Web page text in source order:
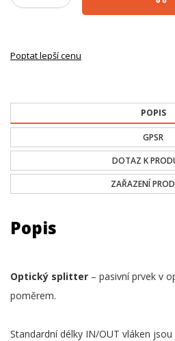
Poptat lepší cenu
POPIS
GPSR
DOTAZ K
ZAŘAZENÍ
Popis
Optický splitter – pasivní prvek v
poměrem.
Standardní délky IN/OUT vláken